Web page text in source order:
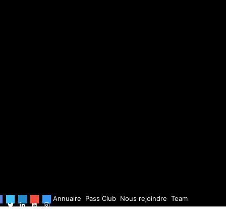
Annuaire Pass Club Nous rejoindre Team